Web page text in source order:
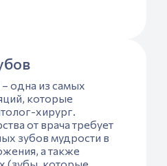
одна из самых
которые
хирург.
от врача требует
зубов мудрости в
а также